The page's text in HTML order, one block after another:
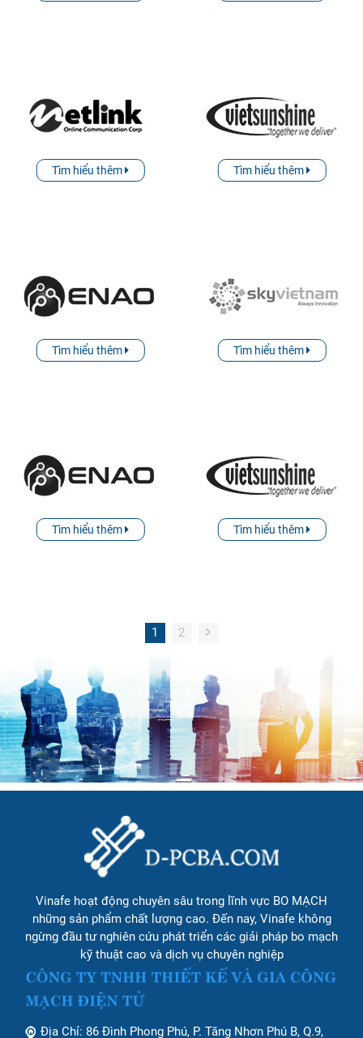
Tìm hiểu thêm Tìm hiểu thêm
Tìm hiểu thêm Tìm hiểu thêm
Tìm hiểu thêm Tìm hiểu thêm
1 2
Vinafe hoạt động chuyên sâu trong lĩnh vực BO MẠCH
những sản phẩm chất lượng cao. Đến nay, Vinafe không
ngừng đầu tư nghiên cứu phát triển các giải pháp bo mạch
kỹ thuật cao và dịch vụ chuyên nghiệp
Địa Chỉ: 86 Đình Phong Phú, P. Tăng Nhơn Phú B, Q.9,